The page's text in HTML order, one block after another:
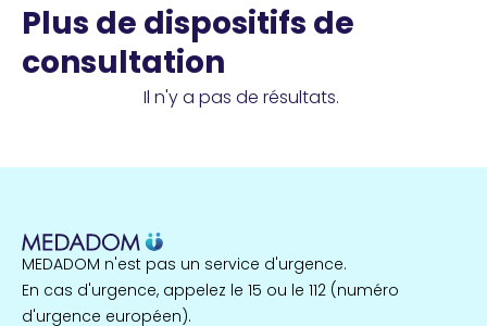
Plus de dispositifs de
consultation
Il n'y a pas de résultats.
MEDADOM n'est pas un service d'urgence.
En cas d'urgence, appelez le 15 ou le 112 (numéro
d'urgence européen).